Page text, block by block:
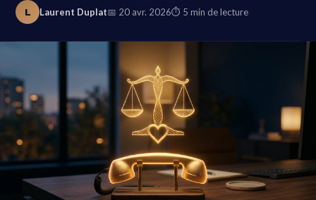
L Laurent Duplat📅 20 avr. 2026⏱ 5 min de lecture